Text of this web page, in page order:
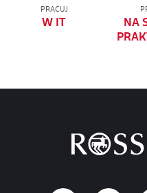
PRACUJ
W IT
NA